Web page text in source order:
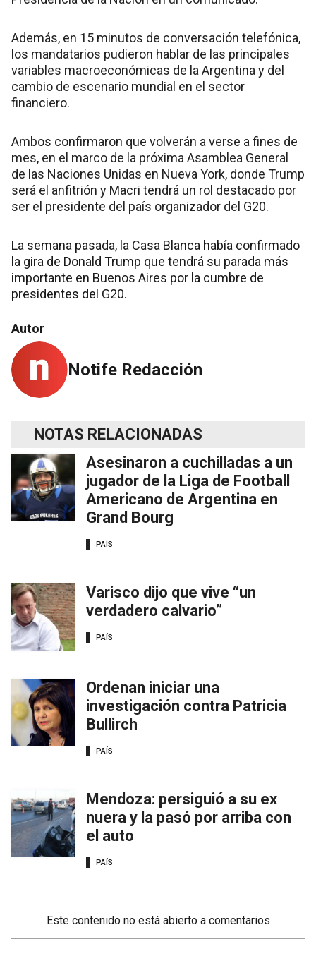
Además, en 15 minutos de conversación telefónica,
los mandatarios pudieron hablar de las principales
variables macroeconómicas de la Argentina y del
cambio de escenario mundial en el sector
financiero.
Ambos confirmaron que volverán a verse a fines de
mes, en el marco de la próxima Asamblea General
de las Naciones Unidas en Nueva York, donde Trump
será el anfitrión y Macri tendrá un rol destacado por
ser el presidente del país organizador del G20.
La semana pasada, la Casa Blanca había confirmado
la gira de Donald Trump que tendrá su parada más
importante en Buenos Aires por la cumbre de
presidentes del G20.
Autor
Notife Redacción
NOTAS RELACIONADAS
Asesinaron a cuchilladas a un
jugador de la Liga de Football
Americano de Argentina en
Grand Bourg
PAÍS
Varisco dijo que vive “un
verdadero calvario”
PAÍS
Ordenan iniciar una
investigación contra Patricia
Bullirch
PAÍS
Mendoza: persiguió a su ex
nuera y la pasó por arriba con
el auto
PAÍS
Este contenido no está abierto a comentarios